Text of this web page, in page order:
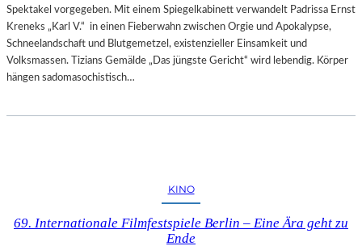
Spektakel vorgegeben. Mit einem Spiegelkabinett verwandelt Padrissa Ernst
Kreneks „Karl V.“ in einen Fieberwahn zwischen Orgie und Apokalypse,
Schneelandschaft und Blutgemetzel, existenzieller Einsamkeit und
Volksmassen. Tizians Gemälde „Das jüngste Gericht“ wird lebendig. Körper
hängen sadomasochistisch…
KINO
69. Internationale Filmfestspiele Berlin – Eine Ära geht zu
Ende